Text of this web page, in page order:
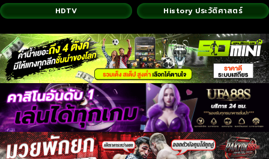
HDTV
History ประวัติศาสตร์